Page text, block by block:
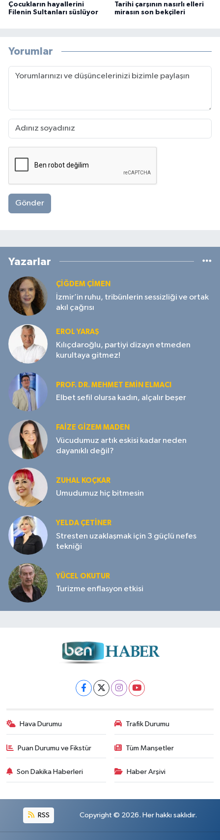
Çocukların hayallerini
Filenin Sultanları süslüyor
Tarihi çarşının nasırlı elleri
mirasın son bekçileri
Yorumlar
Gönder
Yazarlar
ÇIĞDEM ÇIMEN
İzmir’in ruhu, tribünlerin sessizliği ve ortak
akıl çağrısı
EROL YARAŞ
Kılıçdaroğlu, partiyi dizayn etmeden
kurultaya gitmez!
PROF. DR. MEHMET EMIN ELMACI
Elbet sefil olursa kadın, alçalır beşer
FAIZE GIZEM MADEN
Vücudumuz artık eskisi kadar neden
dayanıklı değil?
ZUHAL KOÇKAR
Umudumuz hiç bitmesin
YELDA ÇETİNER
Stresten uzaklaşmak için 3 güçlü nefes
tekniği
YÜCEL OKUTUR
Turizme enflasyon etkisi
Hava Durumu Trafik Durumu
Puan Durumu ve Fikstür Tüm Manşetler
Son Dakika Haberleri Haber Arşivi
RSS Copyright © 2026. Her hakkı saklıdır.